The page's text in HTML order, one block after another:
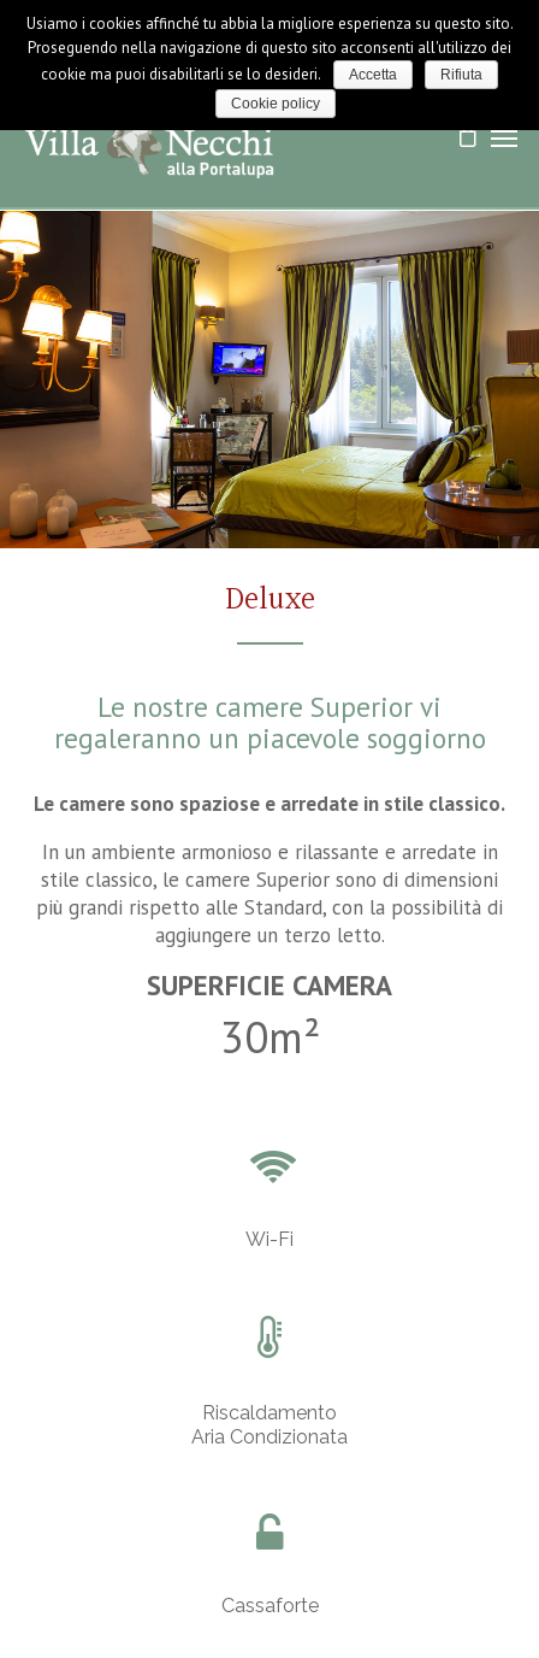
LOGIN / LOGOUT NEWS
Deluxe
Le nostre camere Superior vi
regaleranno un piacevole soggiorno
Le camere sono spaziose e arredate in stile classico.
In un ambiente armonioso e rilassante e arredate in
stile classico, le camere Superior sono di dimensioni
più grandi rispetto alle Standard, con la possibilità di
aggiungere un terzo letto.
SUPERFICIE CAMERA
30m²
Wi-Fi
Riscaldamento
Aria Condizionata
Cassaforte
Usiamo i cookies affinché tu abbia la migliore esperienza su questo sito.
Proseguendo nella navigazione di questo sito acconsenti all'utilizzo dei
cookie ma puoi disabilitarli se lo desideri.
Accetta
Rifiuta
Cookie policy